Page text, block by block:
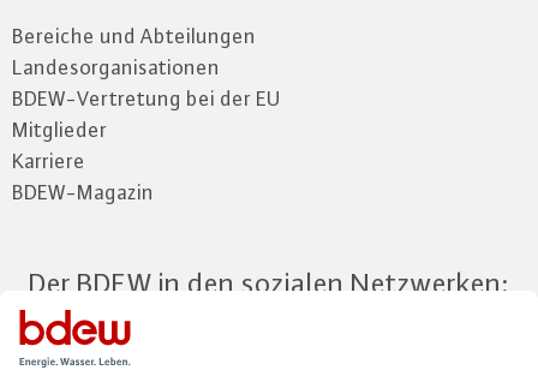
Bereiche und Abteilungen
Landesorganisationen
BDEW-Vertretung bei der EU
Mitglieder
Karriere
BDEW-Magazin
Der BDEW in den sozialen Netzwerken: